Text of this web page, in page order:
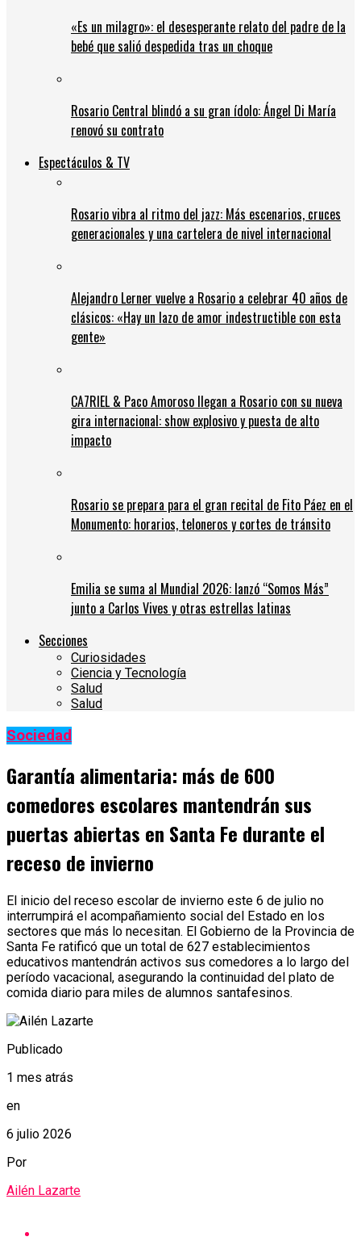
«Es un milagro»: el desesperante relato del padre de la
bebé que salió despedida tras un choque
Rosario Central blindó a su gran ídolo: Ángel Di María
renovó su contrato
Espectáculos & TV
Rosario vibra al ritmo del jazz: Más escenarios, cruces
generacionales y una cartelera de nivel internacional
Alejandro Lerner vuelve a Rosario a celebrar 40 años de
clásicos: «Hay un lazo de amor indestructible con esta
gente»
CA7RIEL & Paco Amoroso llegan a Rosario con su nueva
gira internacional: show explosivo y puesta de alto
impacto
Rosario se prepara para el gran recital de Fito Páez en el
Monumento: horarios, teloneros y cortes de tránsito
Emilia se suma al Mundial 2026: lanzó “Somos Más”
junto a Carlos Vives y otras estrellas latinas
Secciones
Curiosidades
Ciencia y Tecnología
Salud
Salud
Sociedad
Garantía alimentaria: más de 600
comedores escolares mantendrán sus
puertas abiertas en Santa Fe durante el
receso de invierno
El inicio del receso escolar de invierno este 6 de julio no
interrumpirá el acompañamiento social del Estado en los
sectores que más lo necesitan. El Gobierno de la Provincia de
Santa Fe ratificó que un total de 627 establecimientos
educativos mantendrán activos sus comedores a lo largo del
período vacacional, asegurando la continuidad del plato de
comida diario para miles de alumnos santafesinos.
Publicado
1 mes atrás
en
6 julio 2026
Por
Ailén Lazarte